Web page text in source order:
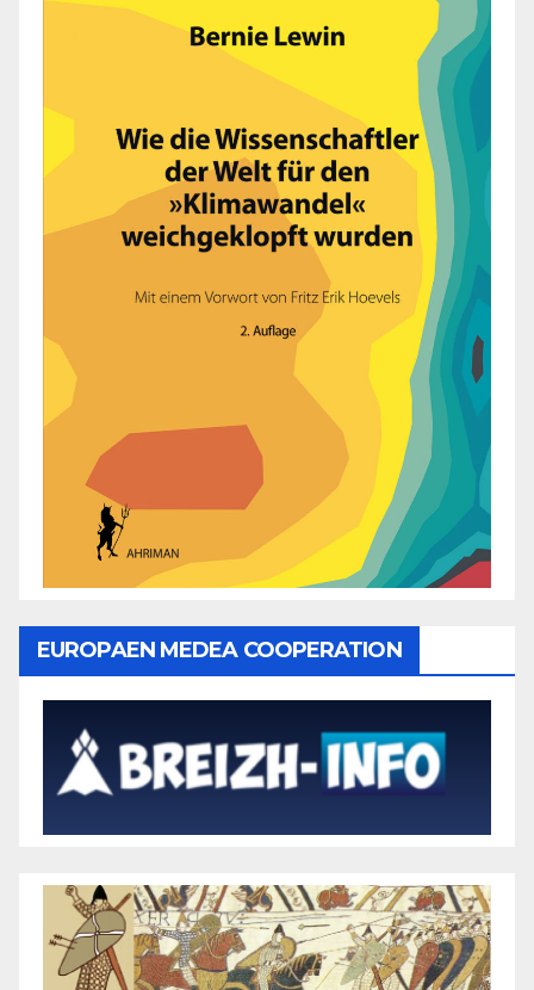
EUROPAEN MEDEA COOPERATION